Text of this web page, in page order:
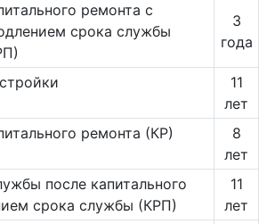
ремонта с
срока службы
3
года
11
лет
ремонта (КР)
8
лет
после капитального
срока службы (КРП)
11
лет